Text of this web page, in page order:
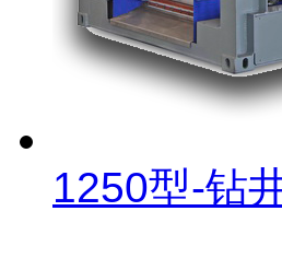
1250型-钻